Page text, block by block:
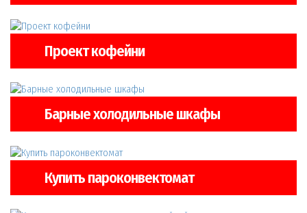
Проект кофейни
Барные холодильные шкафы
Купить пароконвектомат